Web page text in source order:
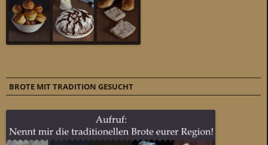
BROTE MIT TRADITION GESUCHT